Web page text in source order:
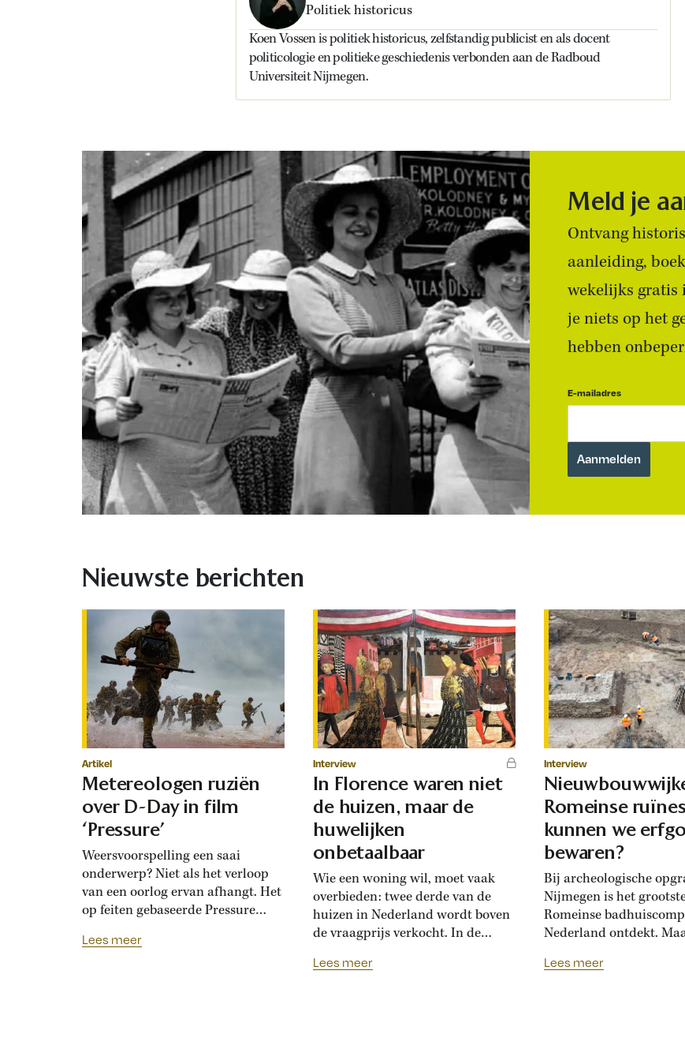
Politiek historicus
Koen Vossen is politiek historicus, zelfstandig publicist en als docent
politicologie en politieke geschiedenis verbonden aan de Radboud
Universiteit Nijmegen.
Meld je
Ontvang
aanleiding,
wekelijks gratis
je niets op het
hebben
E-mailadres
Nieuwste berichten
Artikel
Metereologen ruziën
over D-Day in film
‘Pressure’
Weersvoorspelling een saai
onderwerp? Niet als het verloop
van een oorlog ervan afhangt. Het
op feiten gebaseerde Pressure
tussen geallieerde meteorologen
Lees meer
Interview
In Florence waren niet
de huizen, maar de
huwelijken
onbetaalbaar
Wie een woning wil, moet vaak
overbieden: twee derde van de
huizen in Nederland wordt boven
de vraagprijs verkocht. In de
ook last van overbiedingsgekte:
Lees meer
Interview
Romeinse
kunnen we
bewaren?
Bij archeologische
Nijmegen is het
Romeinse
Nederland ontdekt.
binnenkort een nieuwe
Lees meer